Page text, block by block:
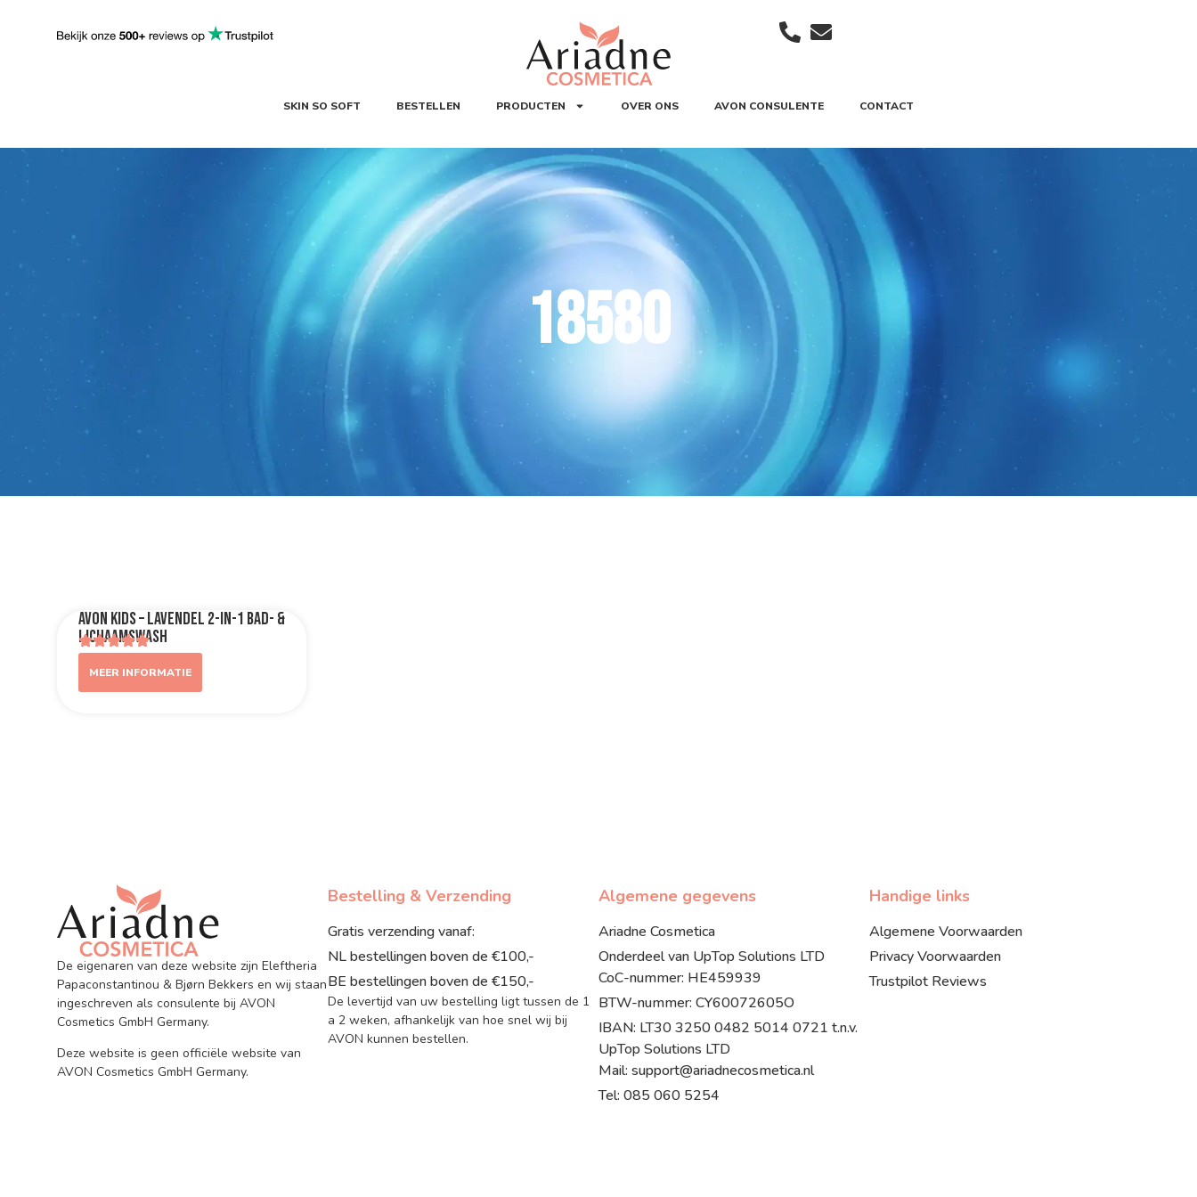
SKIN SO SOFT BESTELLEN PRODUCTEN OVER ONS AVON CONSULENTE CONTACT
18580
AVON Kids – Lavendel 2-in-1 Bad- &
Lichaamswash
MEER INFORMATIE
De eigenaren van deze website zijn Eleftheria
Papaconstantinou & Bjørn Bekkers en wij staan
ingeschreven als consulente bij AVON
Cosmetics GmbH Germany.
Deze website is geen officiële website van
AVON Cosmetics GmbH Germany.
Bestelling & Verzending
Gratis verzending vanaf:
NL bestellingen boven de €100,-
BE bestellingen boven de €150,-
De levertijd van uw bestelling ligt tussen de 1
a 2 weken, afhankelijk van hoe snel wij bij
AVON kunnen bestellen.
Algemene gegevens
Ariadne Cosmetica
Onderdeel van UpTop Solutions LTD
CoC-nummer: HE459939
BTW-nummer: CY60072605O
IBAN: LT30 3250 0482 5014 0721 t.n.v.
UpTop Solutions LTD
Mail: support@ariadnecosmetica.nl
Tel: 085 060 5254
Handige links
Algemene Voorwaarden
Privacy Voorwaarden
Trustpilot Reviews